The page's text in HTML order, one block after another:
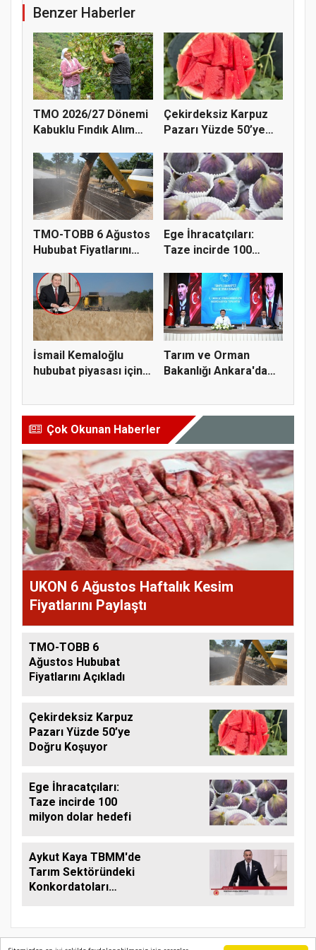
Benzer Haberler
TMO 2026/27 Dönemi
Kabuklu Fındık Alım
Çekirdeksiz Karpuz
Pazarı Yüzde 50’ye
TMO-TOBB 6 Ağustos
Hububat Fiyatlarını
Ege İhracatçıları:
Taze incirde 100
İsmail Kemaloğlu
hububat piyasası için 4
Tarım ve Orman
Bakanlığı Ankara'da
Çok Okunan Haberler
UKON 6 Ağustos Haftalık Kesim
Fiyatlarını Paylaştı
TMO-TOBB 6
Ağustos Hububat
Fiyatlarını Açıkladı
Çekirdeksiz Karpuz
Pazarı Yüzde 50’ye
Doğru Koşuyor
Ege İhracatçıları:
Taze incirde 100
milyon dolar hedefi
Aykut Kaya TBMM'de
Tarım Sektöründeki
Konkordatoları